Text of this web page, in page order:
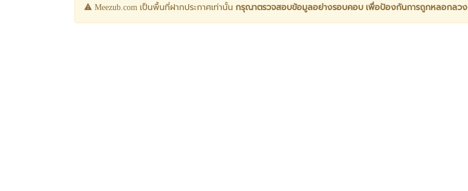
Meezub.com เป็นพื้นที่ฝากประกาศเท่านั้น กรุณาตรวจสอบข้อมูลอย่างรอบคอบ เพื่อป้องกันการถูกหลอกลวง